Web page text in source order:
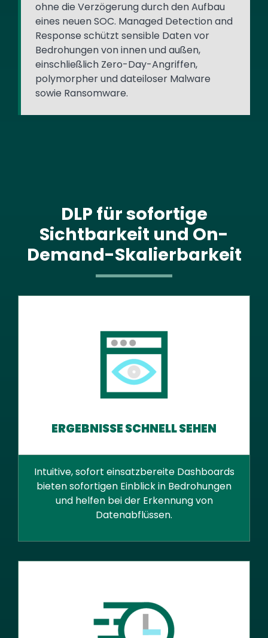
ohne die Verzögerung durch den Aufbau
eines neuen SOC. Managed Detection and
Response schützt sensible Daten vor
Bedrohungen von innen und außen,
einschließlich Zero-Day-Angriffen,
polymorpher und dateiloser Malware
sowie Ransomware.
DLP für sofortige
Sichtbarkeit und On-
Demand-Skalierbarkeit
ERGEBNISSE SCHNELL SEHEN
Intuitive, sofort einsatzbereite Dashboards
bieten sofortigen Einblick in Bedrohungen
und helfen bei der Erkennung von
Datenabflüssen.